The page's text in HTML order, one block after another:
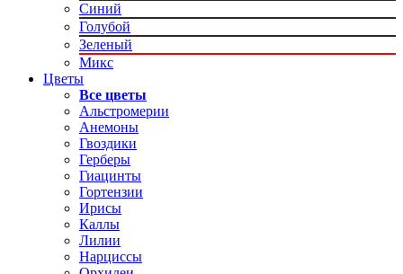
Синий
Голубой
Зеленый
Микс
Цветы
Все цветы
Альстромерии
Анемоны
Гвоздики
Герберы
Гиацинты
Гортензии
Ирисы
Каллы
Лилии
Нарциссы